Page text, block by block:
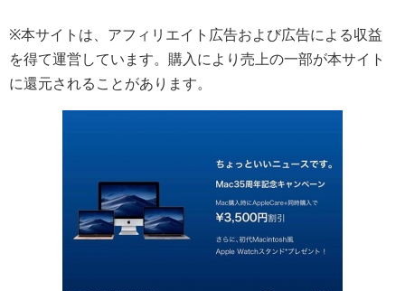
※本サイトは、アフィリエイト広告および広告による収益
を得て運営しています。購入により売上の一部が本サイト
に還元されることがあります。